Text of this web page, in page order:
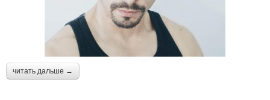
читать дальше →